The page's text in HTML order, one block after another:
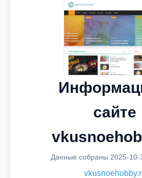
сайте
Данные собраны 2025-10-